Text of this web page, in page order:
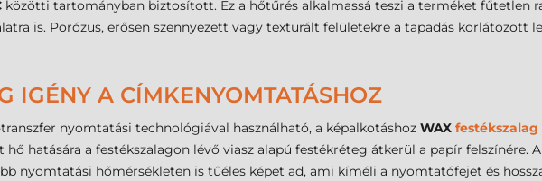
közötti tartományban biztosított. Ez a hőtűrés alkalmassá teszi a terméket fűtetlen
is. Porózus, erősen szennyezett vagy texturált felületekre a tapadás korlátozott
IGÉNY A CÍMKENYOMTATÁSHOZ
nyomtatási technológiával használható, a képalkotáshoz WAX festékszalag
hatására a festékszalagon lévő viasz alapú festékréteg átkerül a papír felszínére.
nyomtatási hőmérsékleten is tűéles képet ad, ami kíméli a nyomtatófejet és